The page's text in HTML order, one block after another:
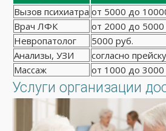
Вызов психиатра от 5000 до
Врач ЛФК
от 2000 до 5000
Невропатолог
5000 руб.
Анализы, УЗИ
согласно
Массаж
от 1000 до 3000
Услуги организации